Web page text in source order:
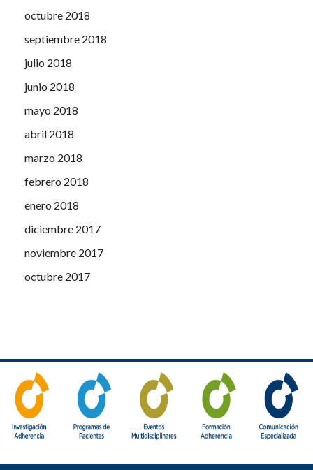
octubre 2018
septiembre 2018
julio 2018
junio 2018
mayo 2018
abril 2018
marzo 2018
febrero 2018
enero 2018
diciembre 2017
noviembre 2017
octubre 2017